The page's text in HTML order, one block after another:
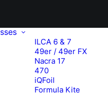
ILCA 6 & 7
49er / 49er FX
Nacra 17
470
iQFoil
Formula Kite